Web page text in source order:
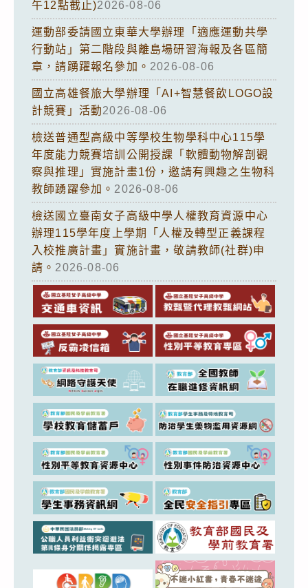
午12點截止)2026-08-06
運動部委請國立東華大學辦理「適應運動共學
行動站」第二階段與離島場研習海報及各區簡
章，請踴躍報名參加。 2026-08-06
國立高雄餐旅大學辦理「AI+智慧餐飲LOGO設
計競賽」活動2026-08-06
檢送普通型高級中等學校生物學科中心115學
年度能力競賽培訓公開授課「軟體動物解剖觀
察與推理」實施計畫1份，邀請有興趣之生物科
教師踴躍參加。 2026-08-06
檢送國立臺南女子高級中學人權教育資源中心
辦理115學年度上學期「人權及轉型正義課程
入校推廣計畫」實施計畫，敬請教師(社群)申
請。 2026-08-06